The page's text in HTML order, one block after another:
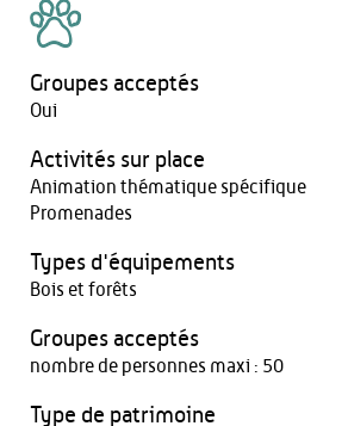
Groupes acceptés
Oui
Activités sur place
Animation thématique spécifique
Promenades
Types d'équipements
Bois et forêts
Groupes acceptés
nombre de personnes maxi : 50
Type de patrimoine